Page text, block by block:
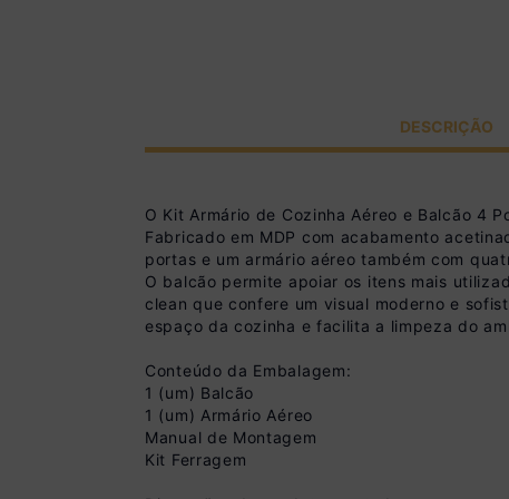
DESCRIÇÃO
O Kit Armário de Cozinha Aéreo e Balcão 4
Fabricado em MDP com acabamento
portas e um armário aéreo também com
O balcão permite apoiar os itens mais
clean que confere um visual moderno e
espaço da cozinha e facilita a limpeza do
Conteúdo da Embalagem:
1 (um) Balcão
1 (um) Armário Aéreo
Manual de Montagem
Kit Ferragem